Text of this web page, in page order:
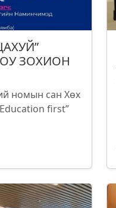
ЗОХИОН
номын сан Хөх
Education first”